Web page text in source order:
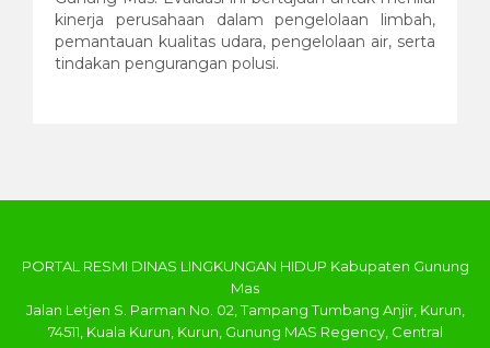
kinerja perusahaan dalam pengelolaan limbah,
pemantauan kualitas udara, pengelolaan air, serta
tindakan pengurangan polusi.
PORTAL RESMI DINAS LINGKUNGAN HIDUP Kabupaten Gunung
Mas
Jalan Letjen S. Parman No. 02, Tampang Tumbang Anjir, Kurun,
74511, Kuala Kurun, Kurun, Gunung MAS Regency, Central